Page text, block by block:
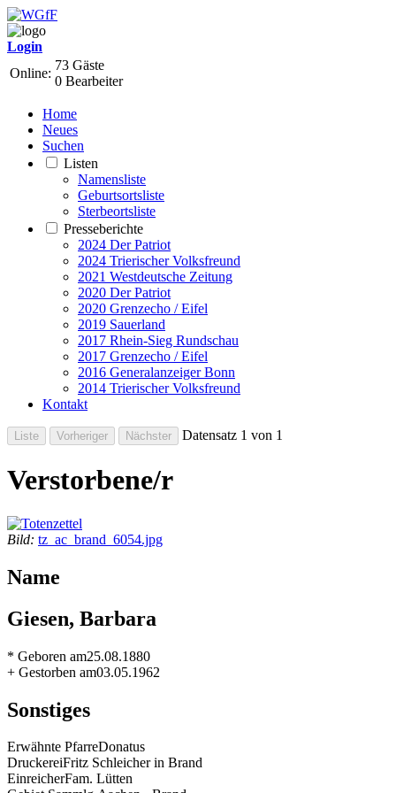
Login
Online:
73 Gäste
0 Bearbeiter
Home
Neues
Suchen
Listen
Namensliste
Geburtsortsliste
Sterbeortsliste
Presseberichte
2024 Der Patriot
2024 Trierischer Volksfreund
2021 Westdeutsche Zeitung
2020 Der Patriot
2020 Grenzecho / Eifel
2019 Sauerland
2017 Rhein-Sieg Rundschau
2017 Grenzecho / Eifel
2016 Generalanzeiger Bonn
2014 Trierischer Volksfreund
Kontakt
Datensatz 1 von 1
Verstorbene/r
Bild: tz_ac_brand_6054.jpg
Name
Giesen, Barbara
* Geboren am25.08.1880
+ Gestorben am03.05.1962
Sonstiges
Erwähnte PfarreDonatus
DruckereiFritz Schleicher in Brand
EinreicherFam. Lütten